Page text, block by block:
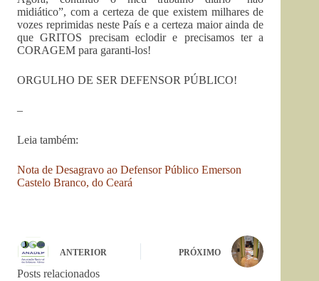
midiático”, com a certeza de que existem milhares de
vozes reprimidas neste País e a certeza maior ainda de
que GRITOS precisam eclodir e precisamos ter a
CORAGEM para garanti-los!
ORGULHO DE SER DEFENSOR PÚBLICO!
–
Leia também:
Nota de Desagravo ao Defensor Público Emerson
Castelo Branco, do Ceará
ANTERIOR PRÓXIMO
Posts relacionados